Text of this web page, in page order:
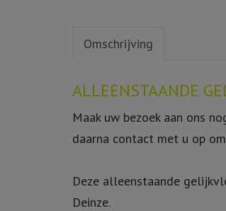
Omschrijving
Omschrijving
ALLEENSTAANDE
Maak uw bezoek aan ons
daarna contact met u op
Deze alleenstaande
Deinze.